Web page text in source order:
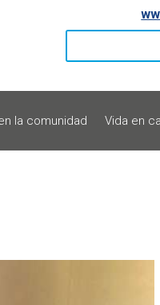
la comunidad Vida en